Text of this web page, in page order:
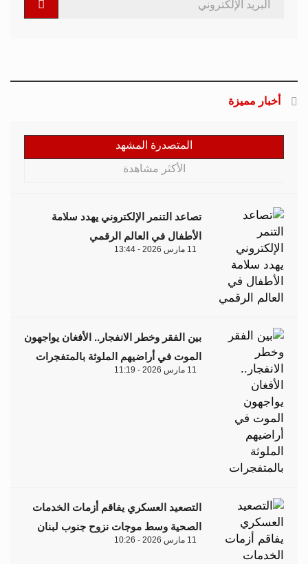
أخبار مميزة
المتصدرة المشهد
الأكثر مشاهدة
تصاعد التنمر الإلكتروني يهدد سلامة
الأطفال في العالم الرقمي
11 مارس 2026 - 13:44
بين الفقر وخطر الانفجار.. الأفغان يواجهون
الموت في أراضيهم الملوثة بالمتفجرات
11 مارس 2026 - 11:19
التصعيد العسكري يفاقم أزمات الخدمات
الصحية وسط موجات نزوح جنوب لبنان
11 مارس 2026 - 10:26